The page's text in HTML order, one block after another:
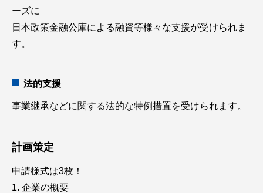
ーズに
日本政策金融公庫による融資等様々な支援が受けられま
す。
法的支援
事業継承などに関する法的な特例措置を受けられます。
計画策定
申請様式は3枚！
1. 企業の概要